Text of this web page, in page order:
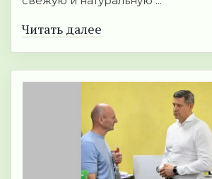
Читать далее